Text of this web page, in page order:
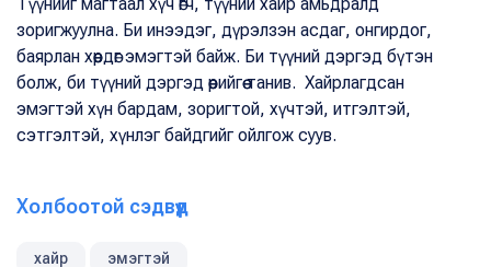
Түүнийг магтаал хүч өгч, түүний хайр амьдралд
зоригжуулна. Би инээдэг, дүрэлзэн асдаг, онгирдог,
баярлан хөөрдөг эмэгтэй байж. Би түүний дэргэд бүтэн
болж, би түүний дэргэд өөрийгөө танив. Хайрлагдсан
эмэгтэй хүн бардам, зоригтой, хүчтэй, итгэлтэй,
сэтгэлтэй, хүнлэг байдгийг ойлгож суув.
Холбоотой сэдвүүд
хайр эмэгтэй